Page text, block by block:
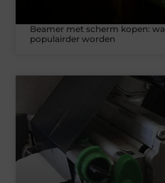
Beamer met scherm kopen:
populairder worden